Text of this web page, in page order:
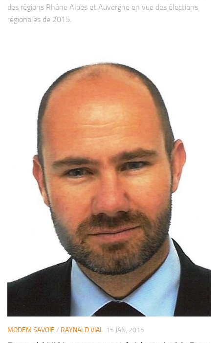
des régions Rhône Alpes et Auvergne en vue des élections
régionales de 2015.
MODEM SAVOIE / RAYNALD VIAL 15 JAN, 2015